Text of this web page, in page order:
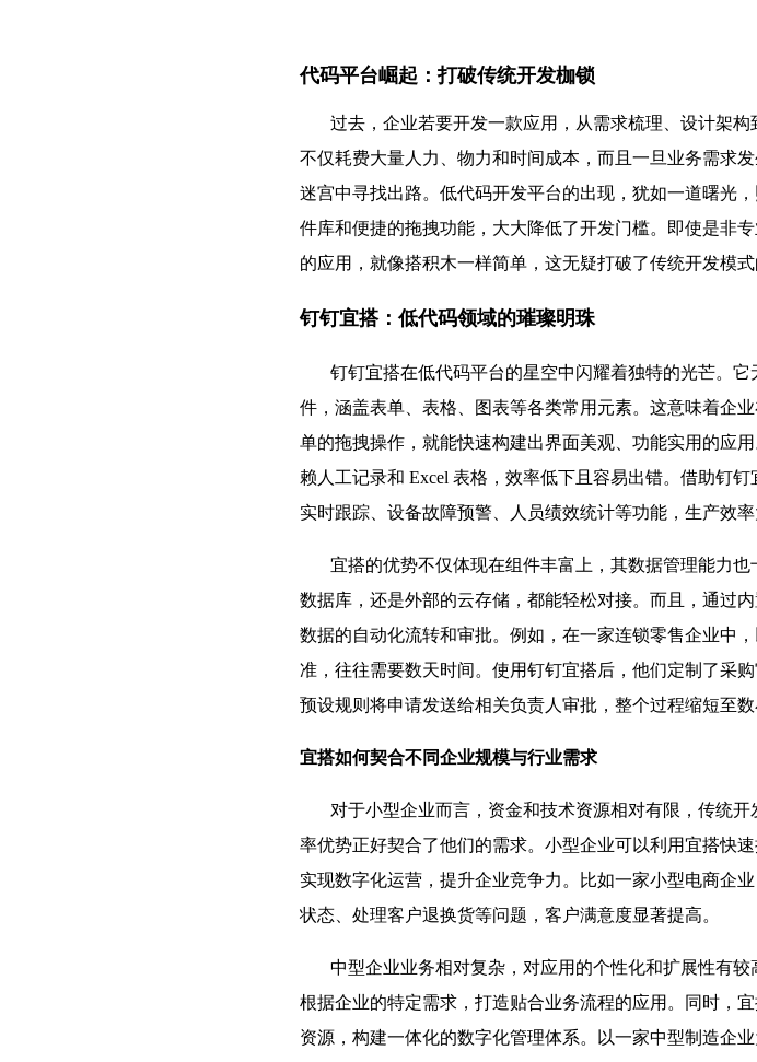
代码平台崛起：打破传统开发枷锁
过去，企业若要开发一款应用，从需求梳理、设计架构
不仅耗费大量人力、物力和时间成本，而且一旦业务需求
迷宫中寻找出路。低代码开发平台的出现，犹如一道曙光
件库和便捷的拖拽功能，大大降低了开发门槛。即使是非
的应用，就像搭积木一样简单，这无疑打破了传统开发模式
钉钉宜搭：低代码领域的璀璨明珠
钉钉宜搭在低代码平台的星空中闪耀着独特的光芒。它
件，涵盖表单、表格、图表等各类常用元素。这意味着企
单的拖拽操作，就能快速构建出界面美观、功能实用的应
赖人工记录和 Excel 表格，效率低下且容易出错。借助钉
实时跟踪、设备故障预警、人员绩效统计等功能，生产效率
宜搭的优势不仅体现在组件丰富上，其数据管理能力也
数据库，还是外部的云存储，都能轻松对接。而且，通过
数据的自动化流转和审批。例如，在一家连锁零售企业中
准，往往需要数天时间。使用钉钉宜搭后，他们定制了采
预设规则将申请发送给相关负责人审批，整个过程缩短至
宜搭如何契合不同企业规模与行业需求
对于小型企业而言，资金和技术资源相对有限，传统开
率优势正好契合了他们的需求。小型企业可以利用宜搭快
实现数字化运营，提升企业竞争力。比如一家小型电商企
状态、处理客户退换货等问题，客户满意度显著提高。
中型企业业务相对复杂，对应用的个性化和扩展性有较
根据企业的特定需求，打造贴合业务流程的应用。同时，
资源，构建一体化的数字化管理体系。以一家中型制造企